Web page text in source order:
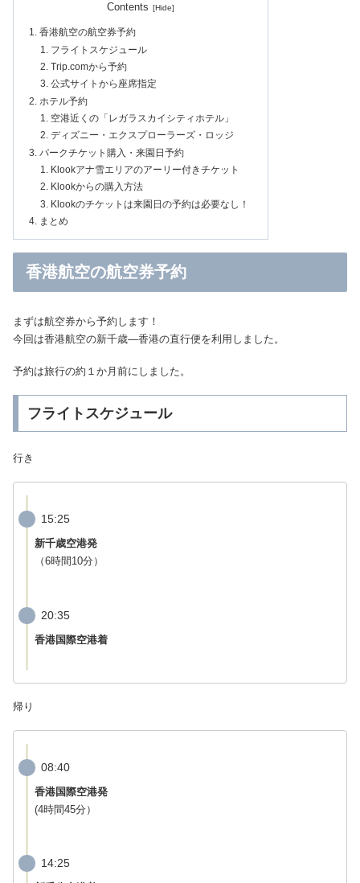
Contents
香港航空の航空券予約
フライトスケジュール
Trip.comから予約
公式サイトから座席指定
ホテル予約
空港近くの「レガラスカイシティホテル」
ディズニー・エクスプローラーズ・ロッジ
パークチケット購入・来園日予約
Klookアナ雪エリアのアーリー付きチケット
Klookからの購入方法
Klookのチケットは来園日の予約は必要なし！
まとめ
香港航空の航空券予約
まずは航空券から予約します！
今回は香港航空の新千歳―香港の直行便を利用しました。
予約は旅行の約１か月前にしました。
フライトスケジュール
行き
15:25
新千歳空港発
（6時間10分）
20:35
香港国際空港着
帰り
08:40
香港国際空港発
(4時間45分）
14:25